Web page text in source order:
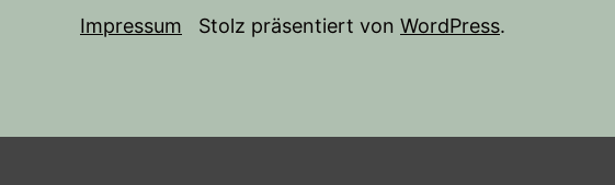
Impressum Stolz präsentiert von WordPress.